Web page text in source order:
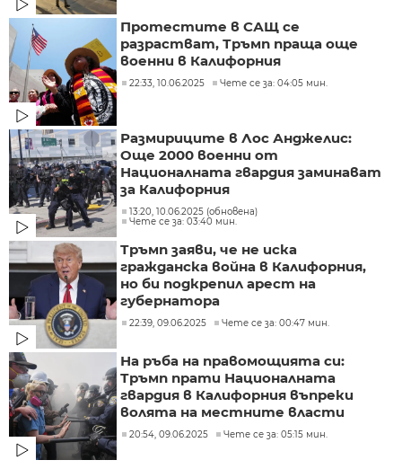
Протестите в САЩ се
разрастват, Тръмп праща още
военни в Калифорния
22:33, 10.06.2025 Чете се за: 04:05 мин.
Размириците в Лос Анджелис:
Още 2000 военни от
Националната гвардия заминават
за Калифорния
13:20, 10.06.2025 (обновена)
Чете се за: 03:40 мин.
Тръмп заяви, че не иска
гражданска война в Калифорния,
но би подкрепил арест на
губернатора
22:39, 09.06.2025 Чете се за: 00:47 мин.
На ръба на правомощията си:
Тръмп прати Националната
гвардия в Калифорния въпреки
волята на местните власти
20:54, 09.06.2025 Чете се за: 05:15 мин.